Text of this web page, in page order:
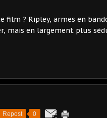
film ? Ripley, armes en
mais en largement plus
Repost 0